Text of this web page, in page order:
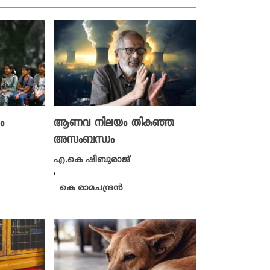
ആണവ നിലയം തികഞ്ഞ
അസംബന്ധം
എ.കെ ഷിബുരാജ്
,
കെ രാമചന്ദ്രൻ